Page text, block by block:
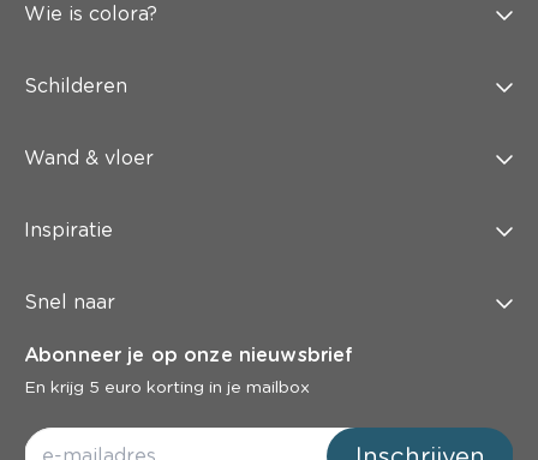
Wie is colora?
Schilderen
Wand & vloer
Inspiratie
Snel naar
Abonneer je op onze nieuwsbrief
En krijg 5 euro korting in je mailbox